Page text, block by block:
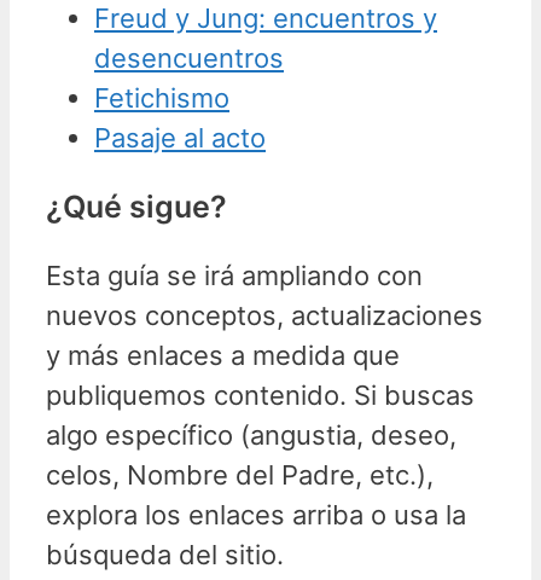
Freud y Jung: encuentros y
desencuentros
Fetichismo
Pasaje al acto
¿Qué sigue?
Esta guía se irá ampliando con
nuevos conceptos, actualizaciones
y más enlaces a medida que
publiquemos contenido. Si buscas
algo específico (angustia, deseo,
celos, Nombre del Padre, etc.),
explora los enlaces arriba o usa la
búsqueda del sitio.